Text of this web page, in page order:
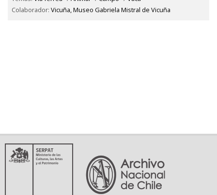
Colaborador: Vicuña, Museo Gabriela Mistral de Vicuña